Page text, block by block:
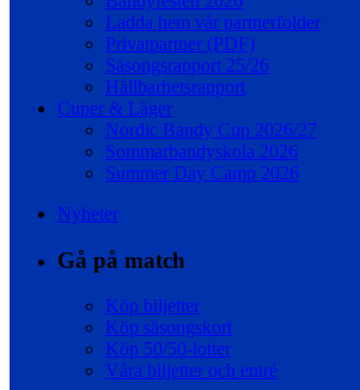
Ladda hem vår partnerfolder
Privatpartner (PDF)
Säsongsrapport 25/26
Hållbarhetsrapport
Cuper & Läger
Nordic Bandy Cup 2026/27
Sommarbandyskola 2026
Summer Day Camp 2026
Nyheter
Gå på match
Köp biljetter
Köp säsongskort
Köp 50/50-lotter
Våra biljetter och entré